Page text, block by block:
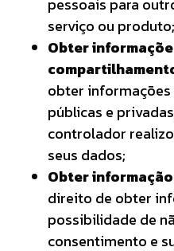
pessoais para
serviço ou produto;
Obter
obter
públicas e
controlador
seus dados;
Obter
direito de obter
possibilidade de
consentimento e